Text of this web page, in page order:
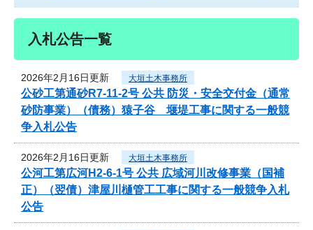
入札公告一覧
2026年2月16日更新 大垣土木事務所
公砂工第通砂R7-11-2号 公共 防災・安全交付金（通常
砂防事業）（債務）猿子谷 堰堤工事に関する一般競
争入札公告
2026年2月16日更新 大垣土木事務所
公河工第広河H2-6-1号 公共 広域河川改修事業（国補
正）（翌債）津屋川樋管工工事に関する一般競争入札
公告